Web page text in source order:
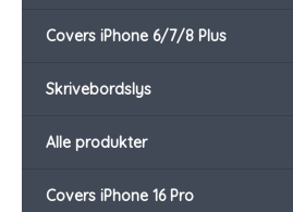
Covers iPhone 6/7/8 Plus
Skrivebordslys
Alle produkter
Covers iPhone 16 Pro